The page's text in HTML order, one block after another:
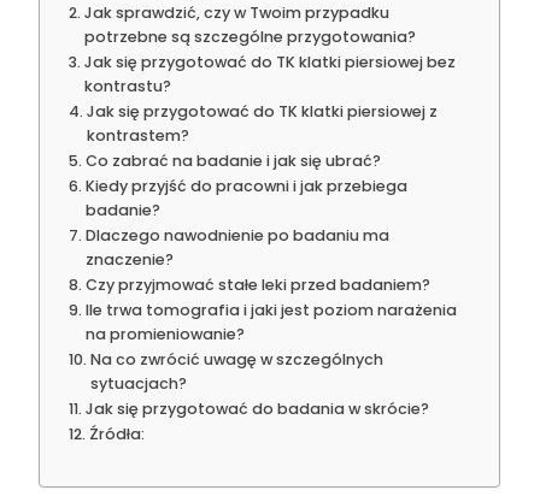
Jak sprawdzić, czy w Twoim przypadku
potrzebne są szczególne przygotowania?
Jak się przygotować do TK klatki piersiowej bez
kontrastu?
Jak się przygotować do TK klatki piersiowej z
kontrastem?
Co zabrać na badanie i jak się ubrać?
Kiedy przyjść do pracowni i jak przebiega
badanie?
Dlaczego nawodnienie po badaniu ma
znaczenie?
Czy przyjmować stałe leki przed badaniem?
Ile trwa tomografia i jaki jest poziom narażenia
na promieniowanie?
Na co zwrócić uwagę w szczególnych
sytuacjach?
Jak się przygotować do badania w skrócie?
Źródła: